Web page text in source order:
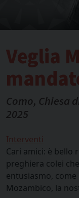
Veglia
Como, Chiesa
2025
Interventi
Cari amici: è bello
preghiera colei
entusiasmo,
Mozambico, la